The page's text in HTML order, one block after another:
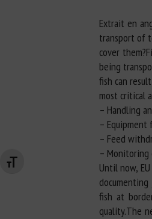
Changer la taille de la police
Extrait en
transport of
cover
being
fish can
most critical
– Handling
–
– Feed
–
Until now,
fish at
quality.The